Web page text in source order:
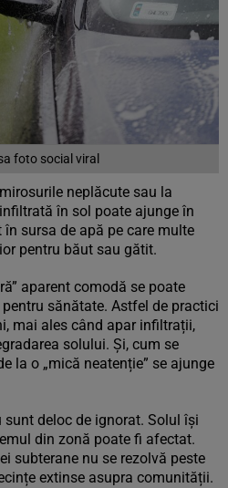
foto social viral
neplăcute sau la
în sol poate ajunge în
sursa de apă pe care multe
pentru băut sau gătit.
aparent comodă se poate
sănătate. Astfel de practici
mai ales când apar infiltrații,
solului. Și, cum se
la o „mică neatenție” se ajunge
sunt deloc de ignorat. Solul își
din zonă poate fi afectat.
subterane nu se rezolvă peste
extinse asupra comunității.